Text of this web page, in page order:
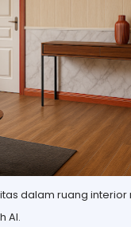
dalam ruang
AI.